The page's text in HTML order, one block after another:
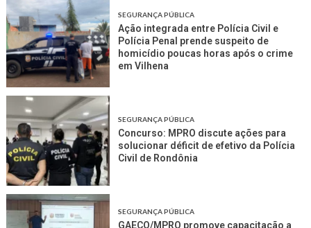
SEGURANÇA PÚBLICA
Ação integrada entre Polícia Civil e
Polícia Penal prende suspeito de
homicídio poucas horas após o crime
em Vilhena
SEGURANÇA PÚBLICA
Concurso: MPRO discute ações para
solucionar déficit de efetivo da Polícia
Civil de Rondônia
SEGURANÇA PÚBLICA
GAECO/MPRO promove capacitação a